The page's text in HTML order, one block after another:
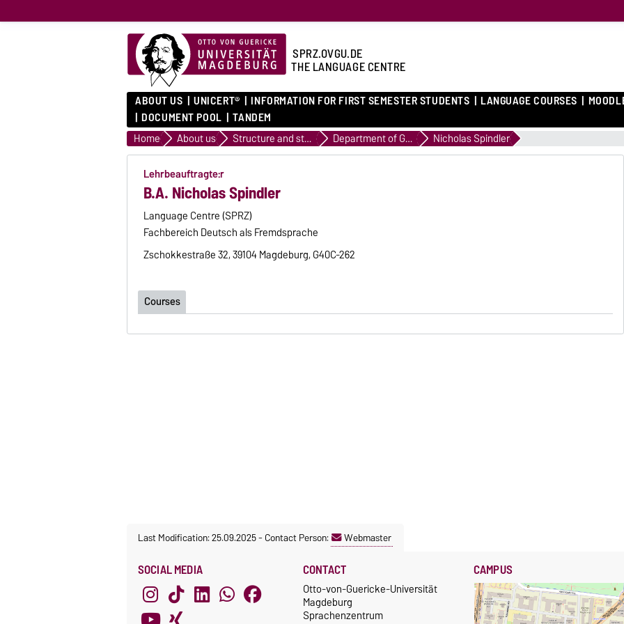
SPRZ.OVGU.DE
THE LANGUAGE CENTRE
ABOUT US UNICERT® INFORMATION FOR FIRST SEMESTER STUDENTS LANGUAGE COURSES
DOCUMENT POOL
TANDEM
Home About us Structure and staff Department of German Nicholas Spindler
Lehrbeauftragte:r
B.A. Nicholas Spindler
Language Centre (SPRZ)
Fachbereich Deutsch als Fremdsprache
Zschokkestraße 32, 39104 Magdeburg, G40C-262
Courses
Last Modification: 25.09.2025-Contact Person: Webmaster
SOCIAL MEDIA CONTACT
Otto-von-Guericke-Universität
Magdeburg
Sprachenzentrum
CAMPUS